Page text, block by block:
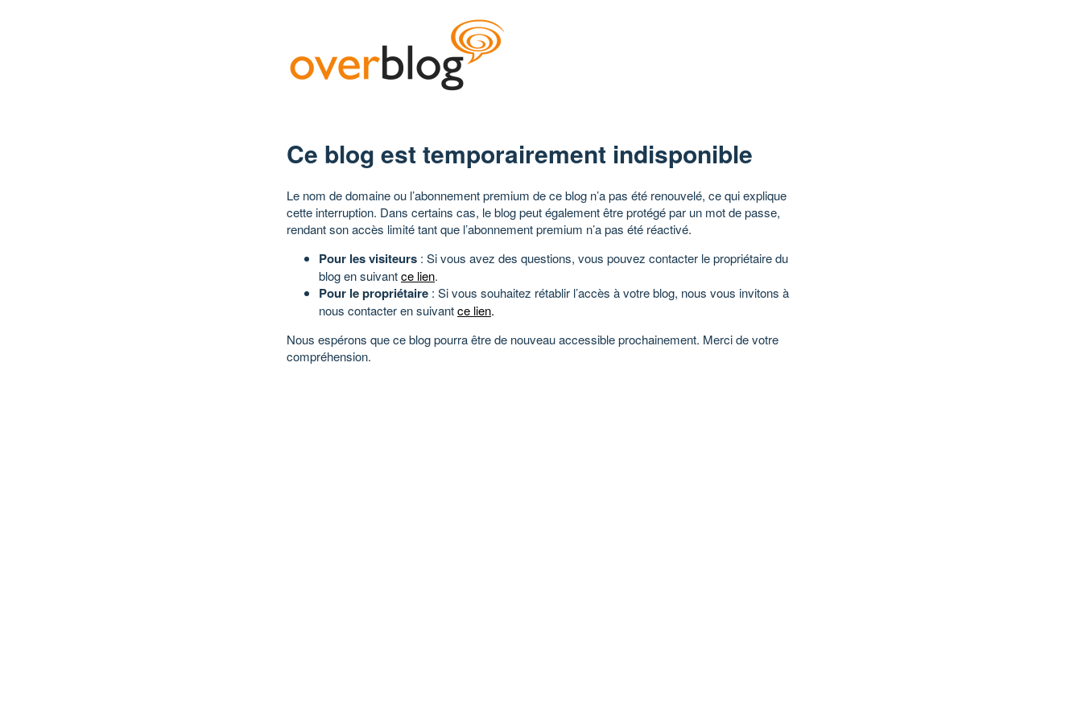
Ce blog est temporairement indisponible
Le nom de domaine ou l’abonnement premium de ce blog n’a pas été renouvelé, ce qui explique
cette interruption. Dans certains cas, le blog peut également être protégé par un mot de passe,
rendant son accès limité tant que l’abonnement premium n’a pas été réactivé.
Pour les visiteurs : Si vous avez des questions, vous pouvez contacter le propriétaire du
blog en suivantce lien.
Pour le propriétaire : Si vous souhaitez rétablir l’accès à votre blog, nous vous invitons à
nous contacter en suivantce lien.
Nous espérons que ce blog pourra être de nouveau accessible prochainement. Merci de votre
compréhension.